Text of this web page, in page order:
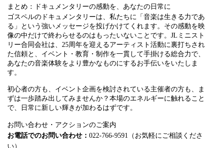
まとめ：ドキュメンタリーの感動を、あなたの日常に
ゴスペルのドキュメンタリーは、私たちに「音楽は生きる力であ
る」という強いメッセージを投げかけてくれます。その感動を映
像の中だけで終わらせるのはもったいないことです。JLミニスト
リー合同会社は、25周年を迎えるアーティスト活動に裏打ちされ
た信頼と、イベント・教育・制作を一貫して手掛ける総合力で、
あなたの音楽体験をより豊かなものにするお手伝いをいたしま
す。
初心者の方も、イベント企画を検討されている主催者の方も、ま
ずは一歩踏み出してみませんか？本場のエネルギーに触れること
で、日常に新しい輝きが加わるはずです。
お問い合わせ・アクションのご案内
お電話でのお問い合わせ： 022-766-9591（お気軽にご相談くださ
い）